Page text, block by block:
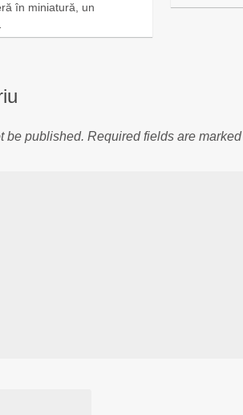
în miniatură, un
be published. Required fields are marked